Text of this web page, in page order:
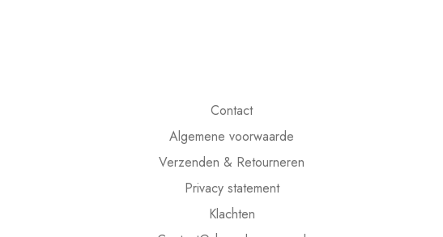
Contact
Algemene voorwaarde
Verzenden & Retourneren
Privacy statement
Klachten